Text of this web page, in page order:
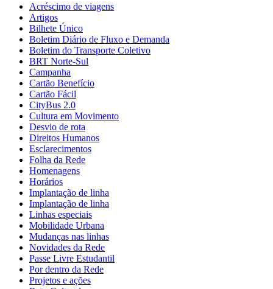
Acréscimo de viagens
Artigos
Bilhete Único
Boletim Diário de Fluxo e Demanda
Boletim do Transporte Coletivo
BRT Norte-Sul
Campanha
Cartão Benefício
Cartão Fácil
CityBus 2.0
Cultura em Movimento
Desvio de rota
Direitos Humanos
Esclarecimentos
Folha da Rede
Homenagens
Horários
Implantação de linha
Implantação de linha
Linhas especiais
Mobilidade Urbana
Mudanças nas linhas
Novidades da Rede
Passe Livre Estudantil
Por dentro da Rede
Projetos e ações